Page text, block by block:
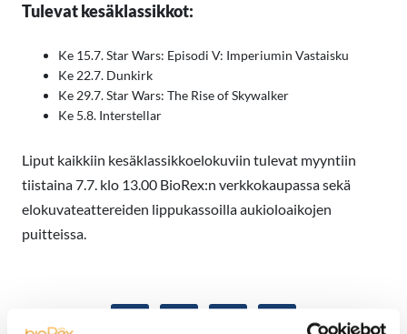
Tulevat kesäklassikkot:
Ke 15.7. Star Wars: Episodi V: Imperiumin Vastaisku
Ke 22.7. Dunkirk
Ke 29.7. Star Wars: The Rise of Skywalker
Ke 5.8. Interstellar
Liput kaikkiin kesäklassikkoelokuviin tulevat myyntiin
tiistaina 7.7. klo 13.00 BioRex:n verkkokaupassa sekä
elokuvateattereiden lippukassoilla aukioloaikojen
puitteissa.
Jaa Facebookissa
Jaa TwitterissäJaa LinkedInissäJaa WhatsAppissa